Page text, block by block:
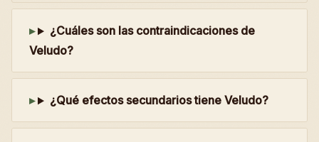
¿Cuáles son las contraindicaciones de
Veludo?
¿Qué efectos secundarios tiene Veludo?